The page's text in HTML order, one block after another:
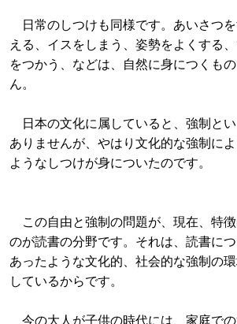
日常のしつけも同様です。あいさつ
える、イスをしまう、姿勢をよくする
をつかう、などは、自然に身につくも
ん。
日本の文化に属していると、強制と
ありませんが、やはり文化的な強制に
ようなしつけが身についたのです。
この自由と強制の問題が、現在、特
のが読書の分野です。それは、読書に
あったような文化的、社会的な強制の
しているからです。
今の大人が子供の時代には、家庭で